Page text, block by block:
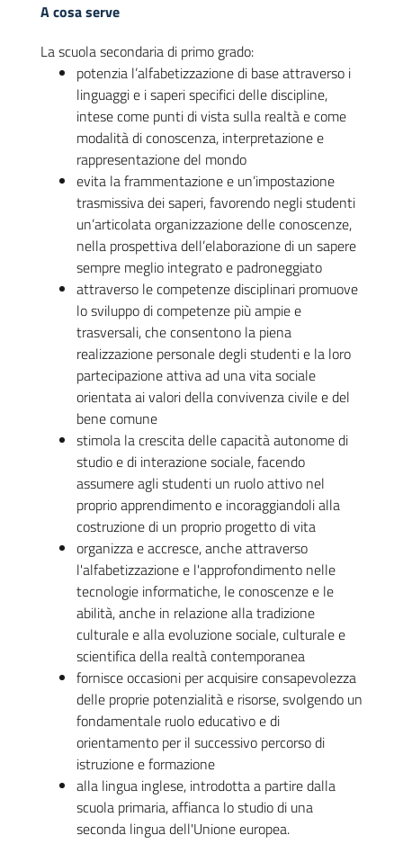
A cosa serve
La scuola secondaria di primo grado:
potenzia l’alfabetizzazione di base attraverso i
linguaggi e i saperi specifici delle discipline,
intese come punti di vista sulla realtà e come
modalità di conoscenza, interpretazione e
rappresentazione del mondo
evita la frammentazione e un’impostazione
trasmissiva dei saperi, favorendo negli studenti
un’articolata organizzazione delle conoscenze,
nella prospettiva dell’elaborazione di un sapere
sempre meglio integrato e padroneggiato
attraverso le competenze disciplinari promuove
lo sviluppo di competenze più ampie e
trasversali, che consentono la piena
realizzazione personale degli studenti e la loro
partecipazione attiva ad una vita sociale
orientata ai valori della convivenza civile e del
bene comune
stimola la crescita delle capacità autonome di
studio e di interazione sociale, facendo
assumere agli studenti un ruolo attivo nel
proprio apprendimento e incoraggiandoli alla
costruzione di un proprio progetto di vita
organizza e accresce, anche attraverso
l'alfabetizzazione e l'approfondimento nelle
tecnologie informatiche, le conoscenze e le
abilità, anche in relazione alla tradizione
culturale e alla evoluzione sociale, culturale e
scientifica della realtà contemporanea
fornisce occasioni per acquisire consapevolezza
delle proprie potenzialità e risorse, svolgendo un
fondamentale ruolo educativo e di
orientamento per il successivo percorso di
istruzione e formazione
alla lingua inglese, introdotta a partire dalla
scuola primaria, affianca lo studio di una
seconda lingua dell'Unione europea.